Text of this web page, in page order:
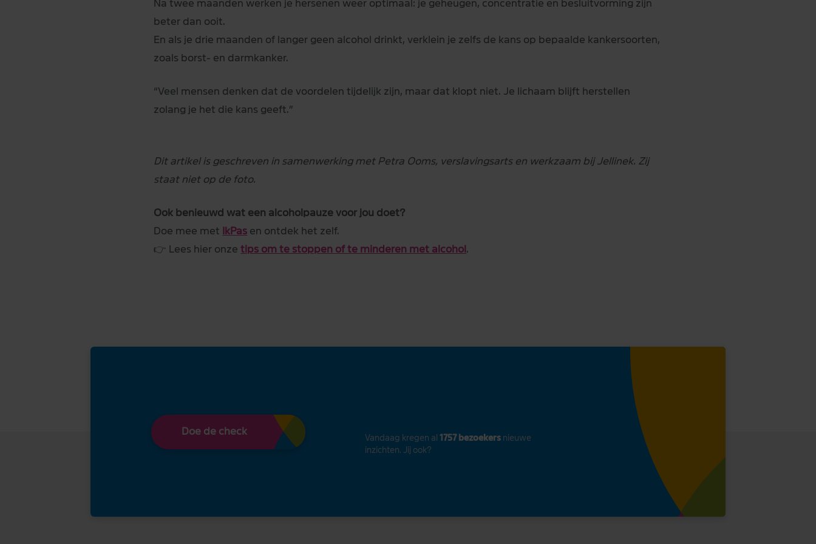
Na twee maanden werken je hersenen weer optimaal: je geheugen, concentratie en besluitvorming zijn
beter dan ooit.
En als je drie maanden of langer geen alcohol drinkt, verklein je zelfs de kans op bepaalde kankersoorten,
zoals borst- en darmkanker.
“Veel mensen denken dat de voordelen tijdelijk zijn, maar dat klopt niet. Je lichaam blijft herstellen
zolang je het die kans geeft.”
Dit artikel is geschreven in samenwerking met Petra Ooms, verslavingsarts en werkzaam bij Jellinek. Zij
staat niet op de foto.
Ook benieuwd wat een alcoholpauze voor jou doet?
Doe mee met
IkPas en ontdek het zelf.
👉 Lees hier onzetips om te stoppen of te minderen met alcohol .
Doe de check
Vandaag kregen al1757 bezoekers nieuwe
inzichten. Jij ook?